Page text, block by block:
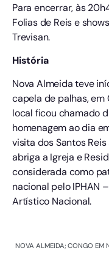
Para encerrar, às
Folias de Reis e
Trevisan.
História
Nova Almeida teve
capela de palhas, em
local ficou chamado
homenagem ao dia
visita dos Santos
abriga a Igreja e
considerada como
nacional pelo IPHAN
Artístico Nacional.
NOVA ALMEIDA; CONGO EM